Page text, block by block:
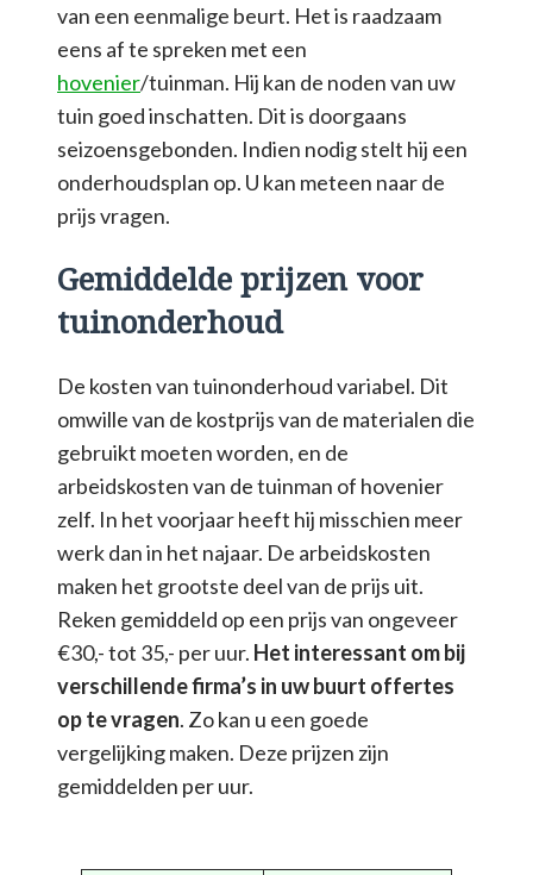
van een eenmalige beurt. Het is raadzaam
eens af te spreken met een
hovenier/tuinman. Hij kan de noden van uw
tuin goed inschatten. Dit is doorgaans
seizoensgebonden. Indien nodig stelt hij een
onderhoudsplan op. U kan meteen naar de
prijs vragen.
Gemiddelde prijzen voor
tuinonderhoud
De kosten van tuinonderhoud variabel. Dit
omwille van de kostprijs van de materialen die
gebruikt moeten worden, en de
arbeidskosten van de tuinman of hovenier
zelf. In het voorjaar heeft hij misschien meer
werk dan in het najaar. De arbeidskosten
maken het grootste deel van de prijs uit.
Reken gemiddeld op een prijs van ongeveer
€30,- tot 35,- per uur. Het interessant om bij
verschillende firma’s in uw buurt offertes
op te vragen. Zo kan u een goede
vergelijking maken. Deze prijzen zijn
gemiddelden per uur.